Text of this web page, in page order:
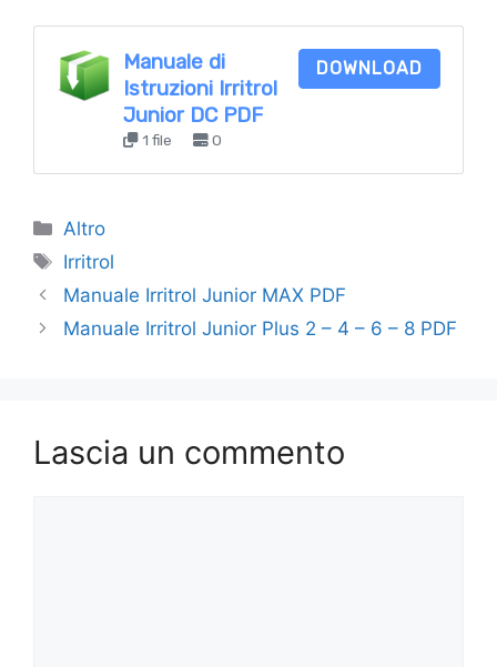
Manuale di
Istruzioni Irritrol
Junior DC PDF
1 file 0
DOWNLOAD
Categorie
Altro
Tag
Irritrol
Manuale Irritrol Junior MAX PDF
Manuale Irritrol Junior Plus 2 – 4 – 6 – 8 PDF
Lascia un commento